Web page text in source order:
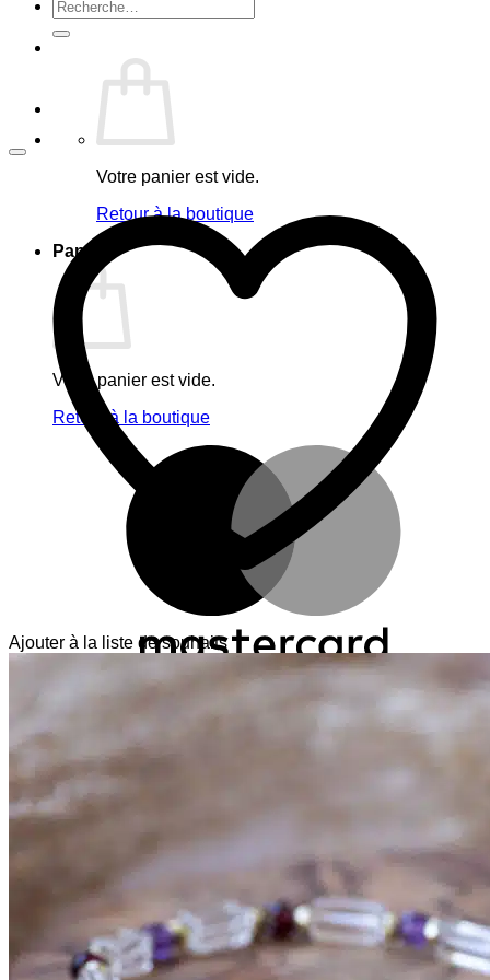
Recherche
pour :
Votre panier est vide.
Retour à la boutique
Panier
Votre panier est vide.
Retour à la boutique
Ajouter à la liste de souhaits